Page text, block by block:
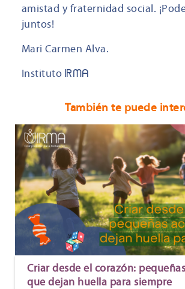
amistad y fraternidad social.
juntos!
Mari Carmen Alva.
Instituto IRMA
También te puede
Criar desde el corazón:
que dejan huella para siempre